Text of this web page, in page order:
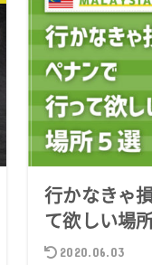
行かなきゃ
て欲しい場
2020.06.03